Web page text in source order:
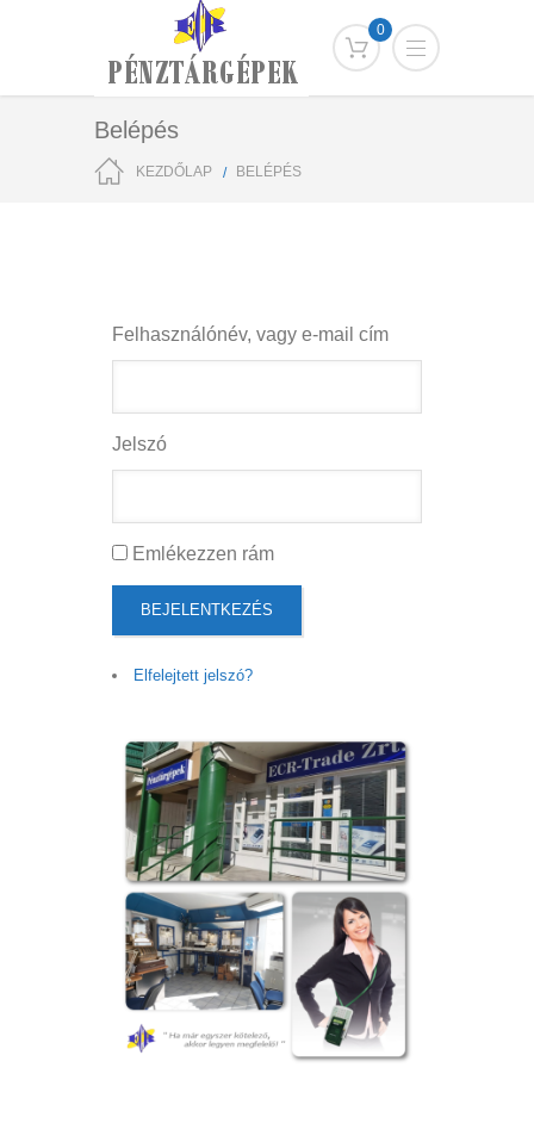
0
Belépés
KEZDŐLAP BELÉPÉS
Felhasználónév, vagy e-mail cím
Jelszó
Emlékezzen rám
BEJELENTKEZÉS
Elfelejtett jelszó?